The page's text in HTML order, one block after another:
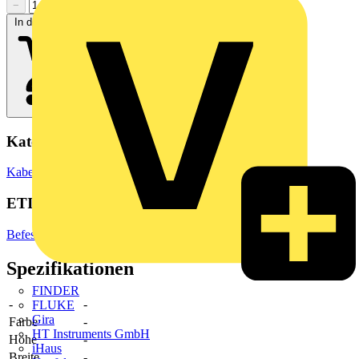
FINDER
FLUKE
Gira
HT Instruments GmbH
iHaus
−
In den Warenkorb
Kategorien
Kabelführungssysteme Kabelpritsche Kabelpritschen-Zubehör
ETIM Group
Befestigungstechnik
Spezifikationen
-
-
Farbe
-
Höhe
-